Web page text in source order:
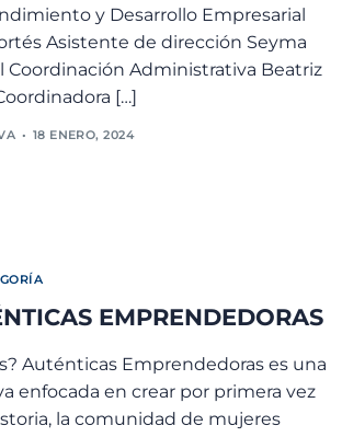
y Desarrollo Empresarial
Asistente de dirección Seyma
Coordinación Administrativa Beatriz
[…]
18 ENERO, 2024
EMPRENDEDORAS
Auténticas Emprendedoras es una
enfocada en crear por primera vez
la comunidad de mujeres